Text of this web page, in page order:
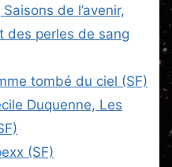
de l’avenir,
des perles de sang
tombé du ciel (SF)
Duquenne, Les
(SF)